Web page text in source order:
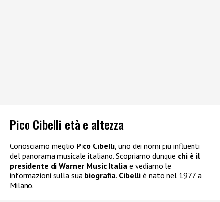
Pico Cibelli età e altezza
Conosciamo meglio Pico Cibelli, uno dei nomi più influenti
del panorama musicale italiano. Scopriamo dunque chi è il
presidente di Warner Music Italia e vediamo le
informazioni sulla sua biografia. Cibelli è nato nel 1977 a
Milano.